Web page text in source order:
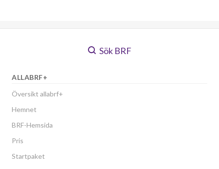
Sök BRF
ALLABRF+
Översikt allabrf+
Hemnet
BRF-Hemsida
Pris
Startpaket